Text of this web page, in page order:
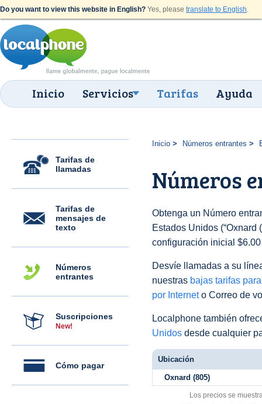
Do you want to view this website in English? Yes, please translate to English.
Inicio Servicios Tarifas Ayuda
Tarifas de
llamadas
Tarifas de
mensajes de
texto
Números
entrantes
Suscripciones
New!
Cómo pagar
Inicio Números entrantes
Números
Obtenga un Número
Estados Unidos (“Oxnard
configuración inicial
Desvíe llamadas a su
nuestras bajas tarifas
por Interneto Correo de
Localphone también
Unidos desde cualquier
Ubicación
Oxnard (805)
Los precios se